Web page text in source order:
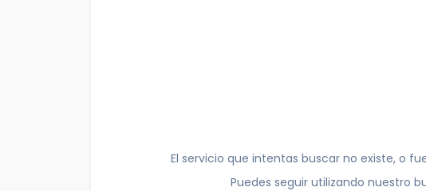
El servicio que intentas buscar no existe, o
Puedes seguir utilizando nuestro